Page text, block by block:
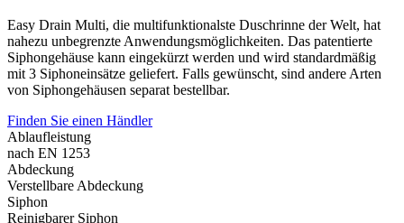
Easy Drain Multi, die multifunktionalste Duschrinne der Welt, hat
nahezu unbegrenzte Anwendungsmöglichkeiten. Das patentierte
Siphongehäuse kann eingekürzt werden und wird standardmäßig
mit 3 Siphoneinsätze geliefert. Falls gewünscht, sind andere Arten
von Siphongehäusen separat bestellbar.
Finden Sie einen Händler
Ablaufleistung
nach EN 1253
Abdeckung
Verstellbare Abdeckung
Siphon
Reinigbarer Siphon